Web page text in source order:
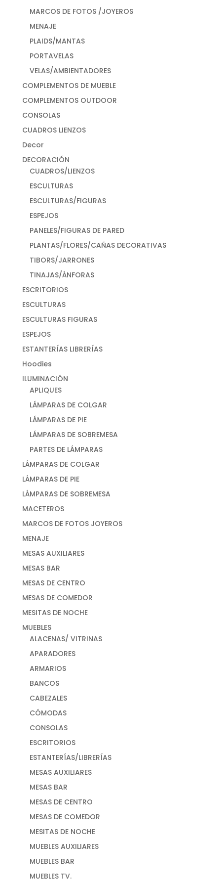
MARCOS DE FOTOS /JOYEROS
MENAJE
PLAIDS/MANTAS
PORTAVELAS
VELAS/AMBIENTADORES
COMPLEMENTOS DE MUEBLE
COMPLEMENTOS OUTDOOR
CONSOLAS
CUADROS LIENZOS
Decor
DECORACIÓN
CUADROS/LIENZOS
ESCULTURAS
ESCULTURAS/FIGURAS
ESPEJOS
PANELES/FIGURAS DE PARED
PLANTAS/FLORES/CAÑAS DECORATIVAS
TIBORS/JARRONES
TINAJAS/ÁNFORAS
ESCRITORIOS
ESCULTURAS
ESCULTURAS FIGURAS
ESPEJOS
ESTANTERÍAS LIBRERÍAS
Hoodies
ILUMINACIÓN
APLIQUES
LÁMPARAS DE COLGAR
LÁMPARAS DE PIE
LÁMPARAS DE SOBREMESA
PARTES DE LÁMPARAS
LÁMPARAS DE COLGAR
LÁMPARAS DE PIE
LÁMPARAS DE SOBREMESA
MACETEROS
MARCOS DE FOTOS JOYEROS
MENAJE
MESAS AUXILIARES
MESAS BAR
MESAS DE CENTRO
MESAS DE COMEDOR
MESITAS DE NOCHE
MUEBLES
ALACENAS/ VITRINAS
APARADORES
ARMARIOS
BANCOS
CABEZALES
CÓMODAS
CONSOLAS
ESCRITORIOS
ESTANTERÍAS/LIBRERÍAS
MESAS AUXILIARES
MESAS BAR
MESAS DE CENTRO
MESAS DE COMEDOR
MESITAS DE NOCHE
MUEBLES AUXILIARES
MUEBLES BAR
MUEBLES TV.